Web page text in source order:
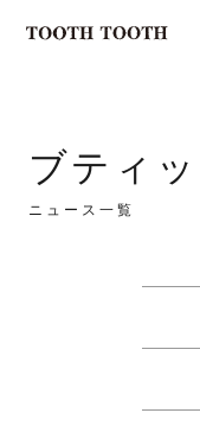
ブティ
ニュース一覧